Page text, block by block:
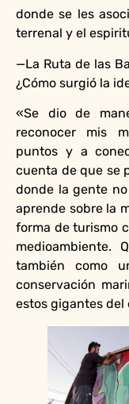
donde se les
terrenal y el
—La Ruta de las
¿Cómo surgió la
«Se dio de
reconocer mis
puntos y a
cuenta de que se
donde la gente
aprende sobre la
forma de turismo
medioambiente.
también como
conservación
estos gigantes del